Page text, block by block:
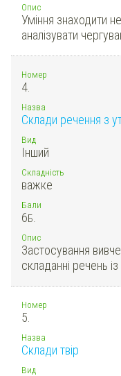
Опис
Уміння знаходити
аналізувати
Номер
4.
Назва
Склади речення з
Вид
Інший
Складність
важке
Бали
6Б.
Опис
Застосування
складанні речень
Номер
5.
Назва
Склади твір
Вид